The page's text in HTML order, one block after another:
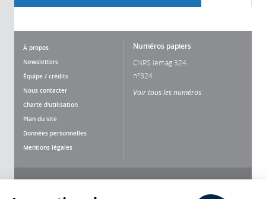
À propos
Newsletters
Équipe / crédits
Nous contacter
Charte d'utilisation
Plan du site
Données personnelles
Mentions légales
Numéros papiers
CNRS lemag 324
n°324
Voir tous les numéros